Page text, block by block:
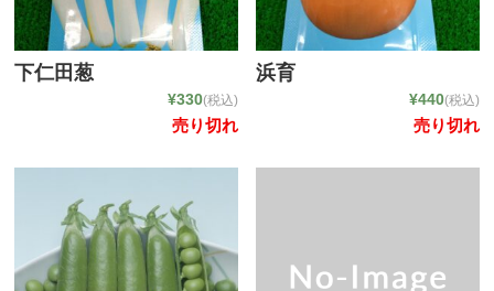
下仁田葱
¥330(税込)
売り切れ
浜育
¥440(税込)
売り切れ